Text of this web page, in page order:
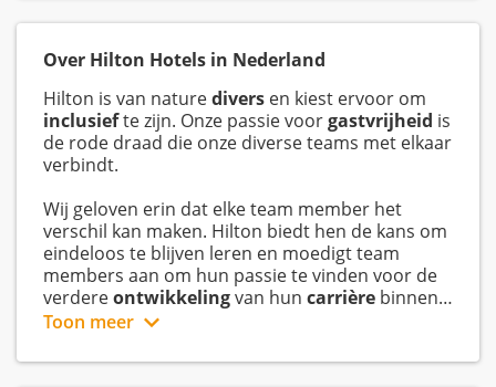
Over Hilton Hotels in Nederland
Hilton is van naturedivers en kiest ervoor om
inclusiefte zijn. Onze passie voorgastvrijheid is
de rode draad die onze diverse teams met elkaar
verbindt.
Wij geloven erin dat elke team member het
verschil kan maken. Hilton biedt hen de kans om
eindeloos te blijven leren en moedigt team
members aan om hun passie te vinden voor de
verdereontwikkelingvan hun carrière binnen
Hilton.
Hilton is gedreven in het creëren van eenGreat
Toon meer